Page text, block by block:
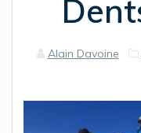
Alain Davoine